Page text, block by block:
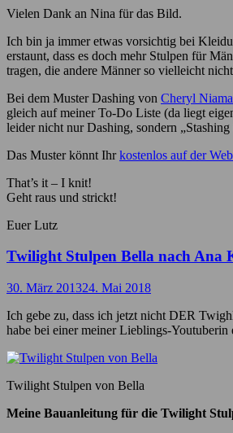
Vielen Dank an Nina für das Bild.
Ich bin ja immer etwas vorsichtig bei
erstaunt, dass es doch mehr Stulpen für
tragen, die andere Männer so vielleicht
Bei dem Muster Dashing von Cheryl
gleich auf meiner To-Do Liste (da liegt
leider nicht nur Dashing, sondern
Das Muster könnt Ihrkostenlos auf der
That’s it – I knit!
Geht raus und strickt!
Euer Lutz
Twilight Stulpen Bella nach Ana
30. März 201324. Mai 2018
Ich gebe zu, dass ich jetzt nicht DER
habe bei einer meiner Lieblings-
Twilight Stulpen von Bella
Meine Bauanleitung für die Twilight